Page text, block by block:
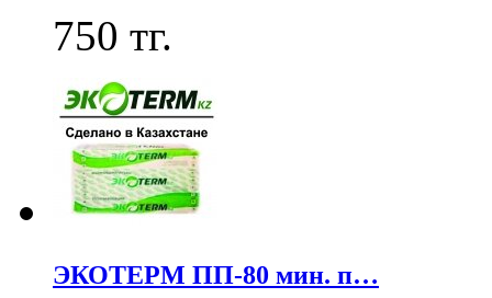
750 тг.
ЭКОТЕРМ ПП-80 мин. п…